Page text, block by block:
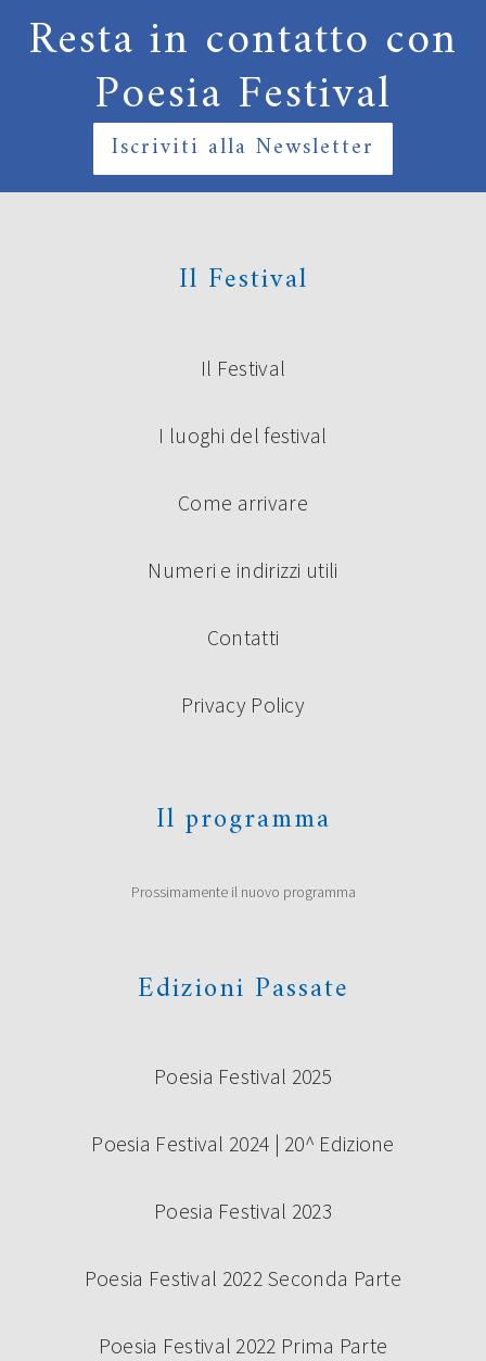
Resta in contatto con
Poesia Festival
Iscriviti alla Newsletter
Il Festival
Il Festival
I luoghi del festival
Come arrivare
Numeri e indirizzi utili
Contatti
Privacy Policy
Il programma
Prossimamente il nuovo programma
Edizioni Passate
Poesia Festival 2025
Poesia Festival 2024 | 20^ Edizione
Poesia Festival 2023
Poesia Festival 2022 Seconda Parte
Poesia Festival 2022 Prima Parte